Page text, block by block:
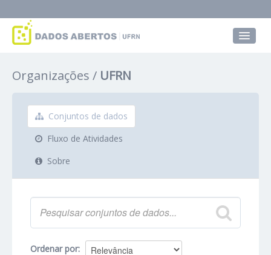
Grupos
Sobre
Organizações UFRN
Conjuntos de dados
Fluxo de Atividades
Sobre
Ordenar por